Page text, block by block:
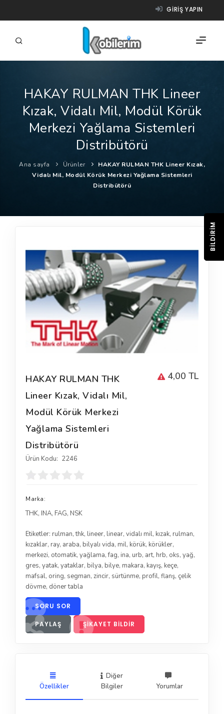
GIRIŞ YAPIN
FIRMALAR
ÜRÜNLER
NASIL ÇALIŞIR?
YARDIM
HAKAY RULMAN THK Lineer
Kızak, Vidalı Mil, Modül Körük
Merkezi Yağlama Sistemleri
Distribütörü
Ana sayfa Ürünler
HAKAY RULMAN THK Lineer Kızak,
Vidalı Mil, Modül Körük Merkezi Yağlama Sistemleri
Distribütörü
4,00 TL
HAKAY RULMAN THK
Lineer Kızak, Vidalı Mil,
Modül Körük Merkezi
Yağlama Sistemleri
Distribütörü
Ürün Kodu: 2246
Marka:
THK, INA, FAG, NSK
Etiketler: rulman,thk, lineer, linear, vidalı mil, kızak, rulman,
kızaklar, ray, araba, bilyalı vida, mil, körük, körükler,
merkezi, otomatik, yağlama,fag, ina, urb, art, hrb, oks, yağ,
gres, yatak, yataklar, bilya, bilye, makara, kayış, keçe,
mafsal, oring, segman, zincir, sürtünme, profil, flanş, çelik
dövme, döner tabla
SORU SOR
PAYLAŞ ŞIKAYET BILDIR
Özellikler
Diğer
Bilgiler
Yorumlar
BILDIRIM